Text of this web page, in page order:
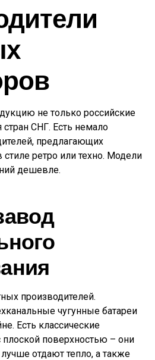
не только российские
СНГ. Есть немало
предлагающих
ретро или техно. Модели
дешевле.
производителей.
чугунные батареи
Есть классические
поверхностью – они
отдают тепло, а также